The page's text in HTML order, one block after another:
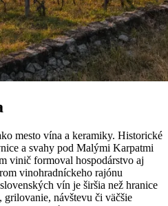
mesto vína a keramiky. Historické
a svahy pod Malými Karpatmi
vinič formoval hospodárstvo aj
vinohradníckeho rajónu
vín je širšia než hranice
grilovanie, návštevu či väčšie